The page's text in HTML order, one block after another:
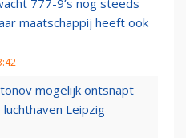
777-9’s nog steeds
maatschappij heeft ook
mogelijk ontsnapt
luchthaven Leipzig